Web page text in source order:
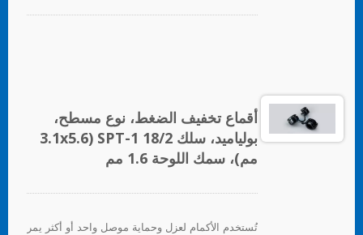
أقماع تخفيف الضغط، نوع مسطح،
بولياميد، سلك SPT-1 18/2 (3.1x5.6
مم)، سمك اللوحة 1.6 مم
تُستخدم الأكمام لعزل وحماية موصل واحد أو أكثر يمر